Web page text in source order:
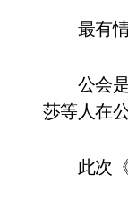
最有情
公会是
莎等人在
此次《